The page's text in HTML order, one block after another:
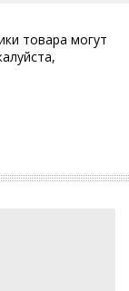
товара могут